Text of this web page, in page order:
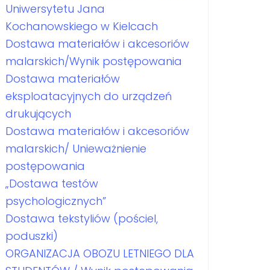
Uniwersytetu Jana
Kochanowskiego w Kielcach
Dostawa materiałów i akcesoriów
malarskich/Wynik postępowania
Dostawa materiałów
eksploatacyjnych do urządzeń
drukujących
Dostawa materiałów i akcesoriów
malarskich/ Unieważnienie
postępowania
„Dostawa testów
psychologicznych”
Dostawa tekstyliów (pościel,
poduszki)
ORGANIZACJA OBOZU LETNIEGO DLA